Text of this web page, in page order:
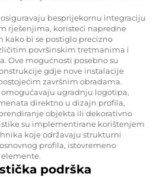
besprijekornu integraciju
rješenjima, koristeći napredne
kako bi se postiglo precizno
površinskim tretmanima i
Ove mogućnosti posebno su
gdje nove instalacije
završnim obradama.
ugradnju logotipa,
direktno u dizajn profila,
objekta ili dekorativno
su implementirane korištenjem
koje održavaju strukturni
profila, istovremeno
podrška